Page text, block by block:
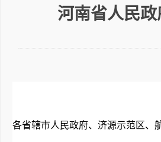
河南省人民
各省辖市人民政府、济源示范区、